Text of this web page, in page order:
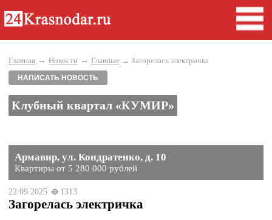
Главная → Новости → Главные → Загорелась электричка
НАПИСАТЬ НОВОСТЬ
Клубный квартал «КУМИР»
Армавир, ул. Кондратенко, д. 10
Квартиры от 5 280 000 рублей
22.09.2025 1313
Загорелась электричка